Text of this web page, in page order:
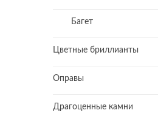
Багет
Цветные бриллианты
Оправы
Драгоценные камни